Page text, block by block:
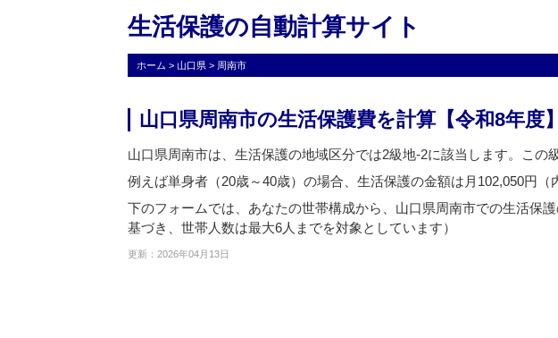
生活保護の自動計算サイト
ホーム > 山口県 > 周南市
山口県周南市の生活保護費を計算【令和8年度】
山口県周南市は、生活保護の地域区分では2級地-2に該当します。この
例えば単身者（20歳～40歳）の場合、生活保護の金額は月102,050円（
下のフォームでは、あなたの世帯構成から、山口県周南市での生活保
基づき、世帯人数は最大6人までを対象としています）
更新：2026年04月13日